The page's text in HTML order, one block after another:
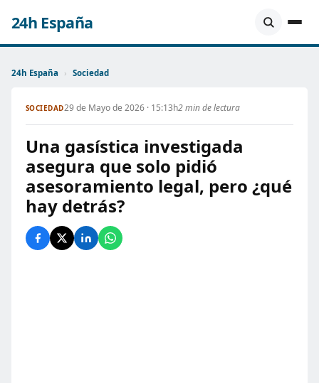
24h España
24h España › Sociedad
SOCIEDAD29 de Mayo de 2026 · 15:13h2 min de lectura
Una gasística investigada
asegura que solo pidió
asesoramiento legal, pero ¿qué
hay detrás?